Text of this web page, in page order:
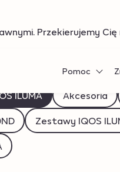
Przekierujemy
Pomoc
ILUMA Akcesoria
Zestawy IQOS